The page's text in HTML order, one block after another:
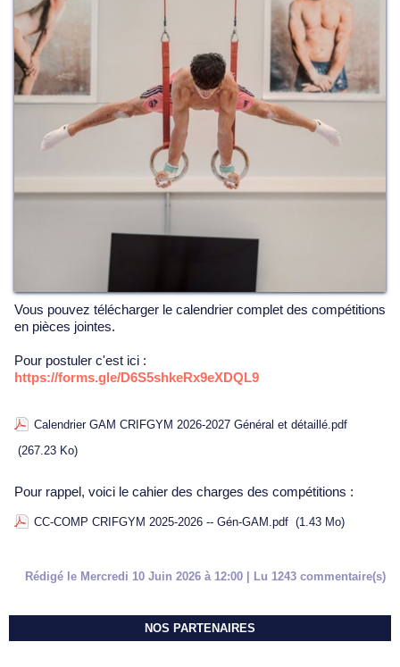
Vous pouvez télécharger le calendrier complet des compétitions
en pièces jointes.
Pour postuler c'est ici :
https://forms.gle/D6S5shkeRx9eXDQL9
Calendrier GAM CRIFGYM 2026-2027 Général et détaillé.pdf
(267.23 Ko)
Pour rappel, voici le cahier des charges des compétitions :
CC-COMP CRIFGYM 2025-2026 -- Gén-GAM.pdf (1.43 Mo)
Rédigé le Mercredi 10 Juin 2026 à 12:00 | Lu 1243 commentaire(s)
NOS PARTENAIRES